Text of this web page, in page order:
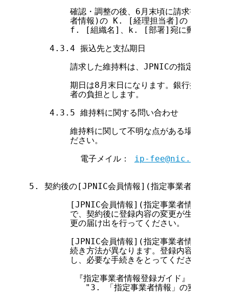
確認・調整の後、6月末頃に請求書を発行
者情報)の K. [経理担当者]の [個人情
f. [組織名]、k. [部署]宛に郵送します
    4.3.4 振込先と支払期日
請求した維持料は、JPNICの指定する口座
期日は8月末日になります。銀行振込手数
        者の負担とします。
    4.3.5 維持料に関する問い合わせ
維持料に関して不明な点がある場合には、
        ださい。
          電子メイル：
ip-fee@nic.ad.jp
5. 契約後の[JPNIC会員情報](指定事業者情報)登録
[JPNIC会員情報](指定事業者情報)の内容
で、契約後に登録内容の変更が生じた場
        更の届け出を行ってください。
[JPNIC会員情報](指定事業者情報)中に登
続き方法が異なります。登録内容変更が生
        し、必要な手続きをとってください。
         『指定事業者情報登録ガイド』
"3. 「指定事業者情報」の変更につ